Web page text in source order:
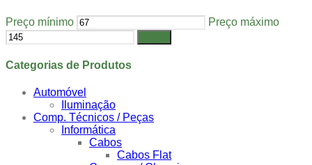
Preço mínimo Preço máximo
Categorias de Produtos
Automóvel
Iluminação
Comp. Técnicos / Peças
Informática
Cabos
Cabos Flat